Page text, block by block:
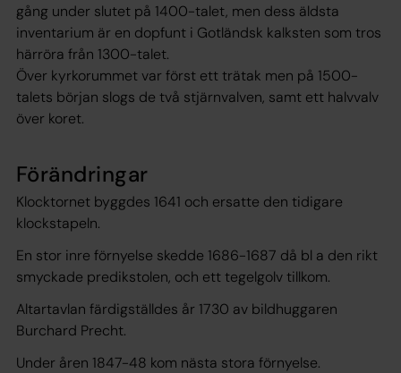
gång under slutet på 1400-talet, men dess äldsta
inventarium är en dopfunt i Gotländsk kalksten som tros
härröra från 1300-talet.
Över kyrkorummet var först ett trätak men på 1500-
talets början slogs de två stjärnvalven, samt ett halvvalv
över koret.
Förändringar
Klocktornet byggdes 1641 och ersatte den tidigare
klockstapeln.
En stor inre förnyelse skedde 1686-1687 då bl a den rikt
smyckade predikstolen, och ett tegelgolv tillkom.
Altartavlan färdigställdes år 1730 av bildhuggaren
Burchard Precht.
Under åren 1847-48 kom nästa stora förnyelse.